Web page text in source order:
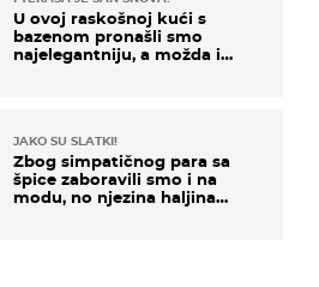
U ovoj raskošnoj kući s
bazenom pronašli smo
najelegantniju, a možda i
JAKO SU SLATKI!
Zbog simpatičnog para sa
špice zaboravili smo i na
modu, no njezina haljina